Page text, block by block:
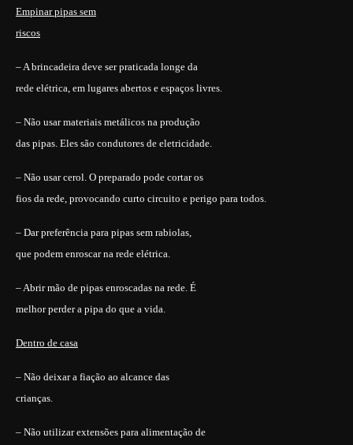
Empinar pipas sem
riscos
– A brincadeira deve ser praticada longe da
rede elétrica, em lugares abertos e espaços livres.
– Não usar materiais metálicos na produção
das pipas. Eles são condutores de eletricidade.
– Não usar cerol. O preparado pode cortar os
fios da rede, provocando curto circuito e perigo para todos.
– Dar preferência para pipas sem rabiolas,
que podem enroscar na rede elétrica.
– Abrir mão de pipas enroscadas na rede. É
melhor perder a pipa do que a vida.
Dentro de casa
– Não deixar a fiação ao alcance das
crianças.
– Não utilizar extensões para alimentação de